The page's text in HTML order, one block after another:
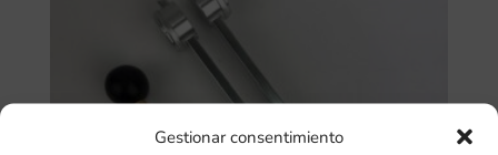
Gestionar consentimiento
hasta
39,00 €